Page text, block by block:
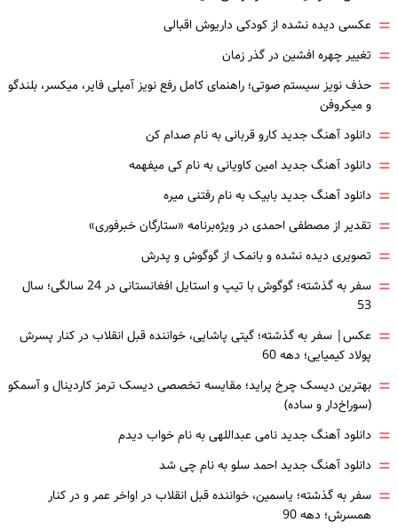
= عکسی دیده نشده از کودکی داریوش اقبالی
= تغییر چهره افشین در گذر زمان
= حذف نویز سیستم صوتی؛ راهنمای کامل رفع نویز آمپلی فایر، میکسر، بلندگو
و میکروفن
= دانلود آهنگ جدید کارو قربانی به نام صدام کن
= دانلود آهنگ جدید امین کاویانی به نام کی میفهمه
= دانلود آهنگ جدید بابیک به نام رفتنی میره
= تقدیر از مصطفی احمدی در ویژه‌برنامه «ستارگان خبرفوری»
= تصویری دیده نشده و بانمک از گوگوش و پدرش
=
سفر به گذشته؛ گوگوش با تیپ و استایل افغانستانی در 24 سالگی؛ سال
53
= عکس| سفر به گذشته؛ گیتی پاشایی، خواننده قبل انقلاب در کنار پسرش
پولاد کیمیایی؛ دهه 60
= بهترین دیسک چرخ پراید؛ مقایسه تخصصی دیسک ترمز کاردینال و آسمکو
(سوراخ‌دار و ساده)
= دانلود آهنگ جدید نامی عبداللهی به نام خواب دیدم
= دانلود آهنگ جدید احمد سلو به نام چی شد
= سفر به گذشته؛ یاسمین، خواننده قبل انقلاب در اواخر عمر و در کنار
همسرش؛ دهه 90